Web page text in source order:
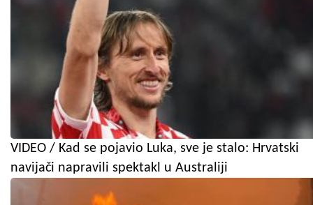
VIDEO / Kad se pojavio Luka, sve je stalo: Hrvatski
navijači napravili spektakl u Australiji